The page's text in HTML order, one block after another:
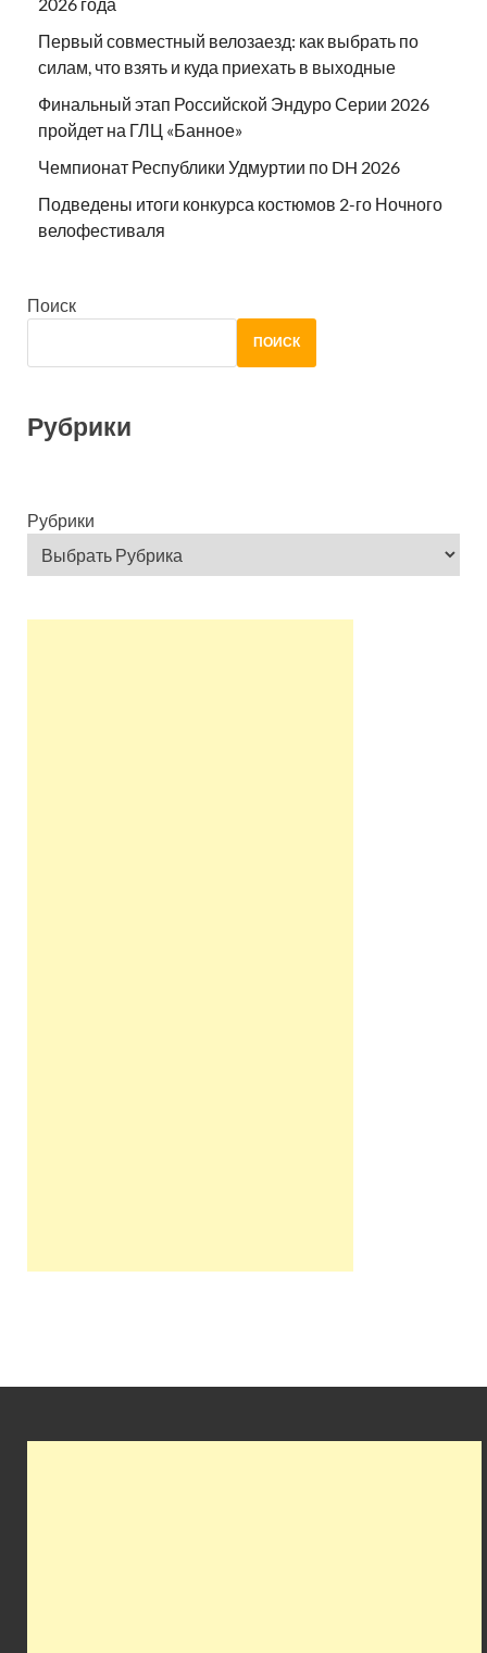
Первый совместный велозаезд: как выбрать по
силам, что взять и куда приехать в выходные
Финальный этап Российской Эндуро Серии 2026
пройдет на ГЛЦ «Банное»
Чемпионат Республики Удмуртии по DH 2026
Подведены итоги конкурса костюмов 2-го Ночного
велофестиваля
Поиск
ПОИСК
Рубрики
Рубрики